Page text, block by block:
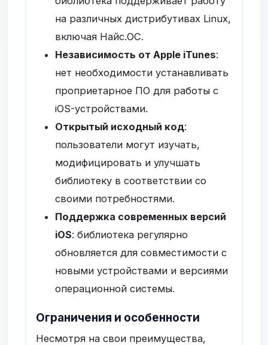
на различных дистрибутивах Linux,
включая Найс.ОС.
Независимость от Apple iTunes:
нет необходимости устанавливать
проприетарное ПО для работы с
iOS-устройствами.
Открытый исходный код:
пользователи могут изучать,
модифицировать и улучшать
библиотеку в соответствии со
своими потребностями.
Поддержка современных версий
iOS: библиотека регулярно
обновляется для совместимости с
новыми устройствами и версиями
операционной системы.
Ограничения и особенности
Несмотря на свои преимущества,